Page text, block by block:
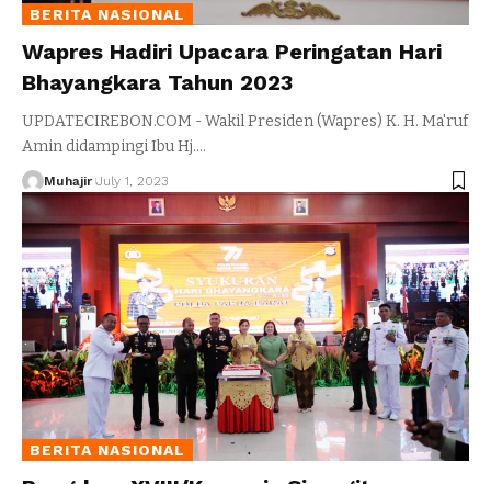
BERITA NASIONAL
Wapres Hadiri Upacara Peringatan Hari
Bhayangkara Tahun 2023
UPDATECIREBON.COM - Wakil Presiden (Wapres) K. H. Ma'ruf
Amin didampingi Ibu Hj.…
Muhajir July 1, 2023
BERITA NASIONAL